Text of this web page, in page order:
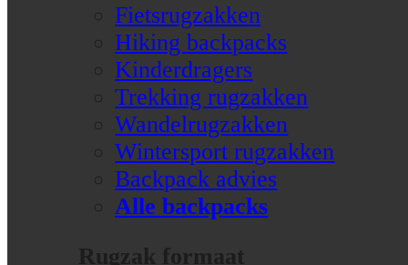
Fietsrugzakken
Hiking backpacks
Kinderdragers
Trekking rugzakken
Wandelrugzakken
Wintersport rugzakken
Backpack advies
Alle backpacks
Rugzak formaat